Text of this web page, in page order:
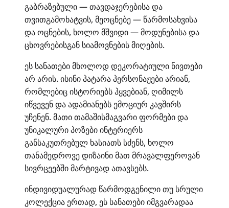
გაბრაზებული — თავდაჯერებისა და
თვითგამოხატვის, მეოცნებე — წარმოსახვისა
და ოცნების, ხოლო მშვიდი — მოდუნებისა და
ცხოვრებისგან სიამოვნების მიღების.
ეს სანათები მხოლოდ დეკორატიული ნივთები
არ არის. ისინი პატარა პერსონაჟები არიან,
რომლებიც ისტორიებს ჰყვებიან, ღიმილს
იწვევენ და ადამიანებს ემოციურ კავშირს
უჩენენ. მათი თამაშისმაგვარი ფორმები და
უნიკალური პოზები ინტერიერს
განსაკუთრებულ ხასიათს სძენს, ხოლო
თანამედროვე დიზაინი მათ მრავალფეროვან
სივრცეებში მარტივად ათავსებს.
ინდივიდუალურად წარმოდგენილი თუ სრული
კოლექცია ერთად, ეს სანათები იმგვარადაა